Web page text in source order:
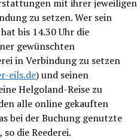
mit ihrer jeweiligen
zu setzen. Wer sein
bis 14.30 Uhr die
gewünschten
in Verbindung zu setzen
eils.de) und seinen
Helgoland-Reise zu
alle online gekauften
bei der Buchung genutzte
die Reederei.